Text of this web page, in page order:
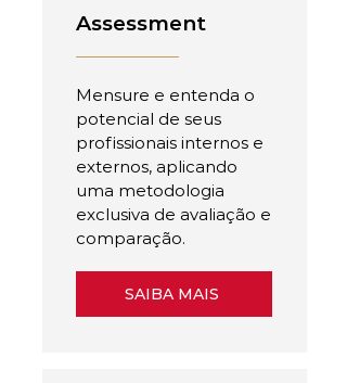
Assessment
Mensure e entenda o
potencial de seus
profissionais internos e
externos, aplicando
uma metodologia
exclusiva de avaliação e
comparação.
SAIBA MAIS